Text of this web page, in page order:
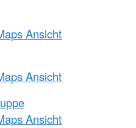
Ansicht
Ansicht
Ansicht